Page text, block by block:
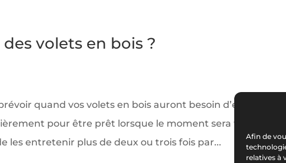
Afin de
relatives à
volets en bois ?
quand vos volets en bois auront besoin d’entretien ou
pour être prêt lorsque le moment sera venu. En
les entretenir plus de deux ou trois fois par...